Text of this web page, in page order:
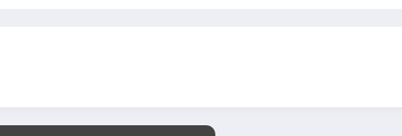
da Ponte 25 abril – CR60A